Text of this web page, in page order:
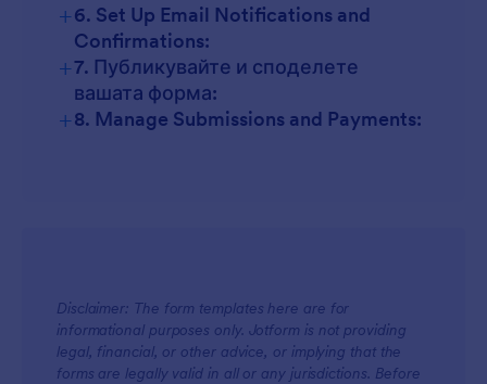
+6. Set Up Email Notifications and
Confirmations:
+7. Публикувайте и споделете
вашата форма:
+8. Manage Submissions and Payments:
Disclaimer: The form templates here are for
informational purposes only. Jotform is not providing
legal, financial, or other advice, or implying that the
forms are legally valid in all or any jurisdictions. Before